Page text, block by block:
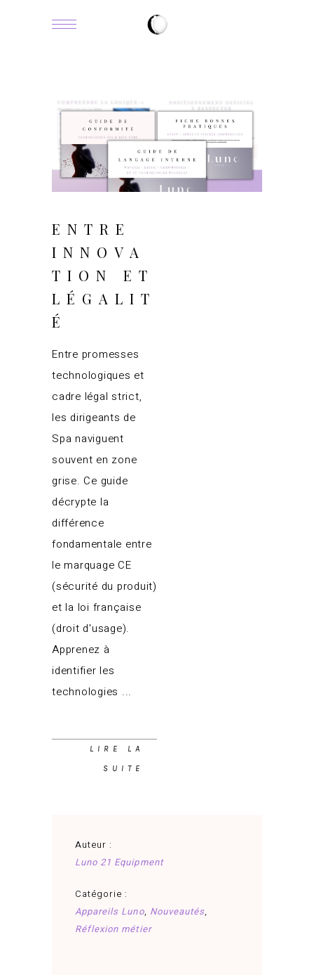
janvier 19, 2026
ENTRE
INNOVA
TION ET
LÉGALIT
É
Entre promesses
technologiques et
cadre légal strict,
les dirigeants de
Spa naviguent
souvent en zone
grise. Ce guide
décrypte la
différence
fondamentale entre
le marquage CE
(sécurité du produit)
et la loi française
(droit d'usage).
Apprenez à
identifier les
technologies
LIRE LA
SUITE
Auteur :
Luno 21 Equipment
Catégorie :
Appareils Luno, Nouveautés,
Réflexion métier